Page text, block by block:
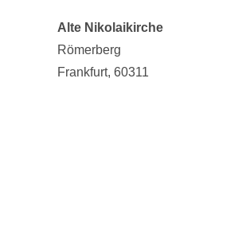
Alte Nikolaikirche
Römerberg
Frankfurt, 60311